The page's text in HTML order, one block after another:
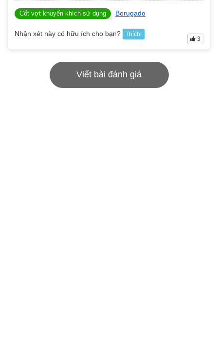
Cốt vợt khuyến khích sử dụng Borugado
Nhận xét này có hữu ích cho bạn? Thích!
3
Viết bài đánh giá